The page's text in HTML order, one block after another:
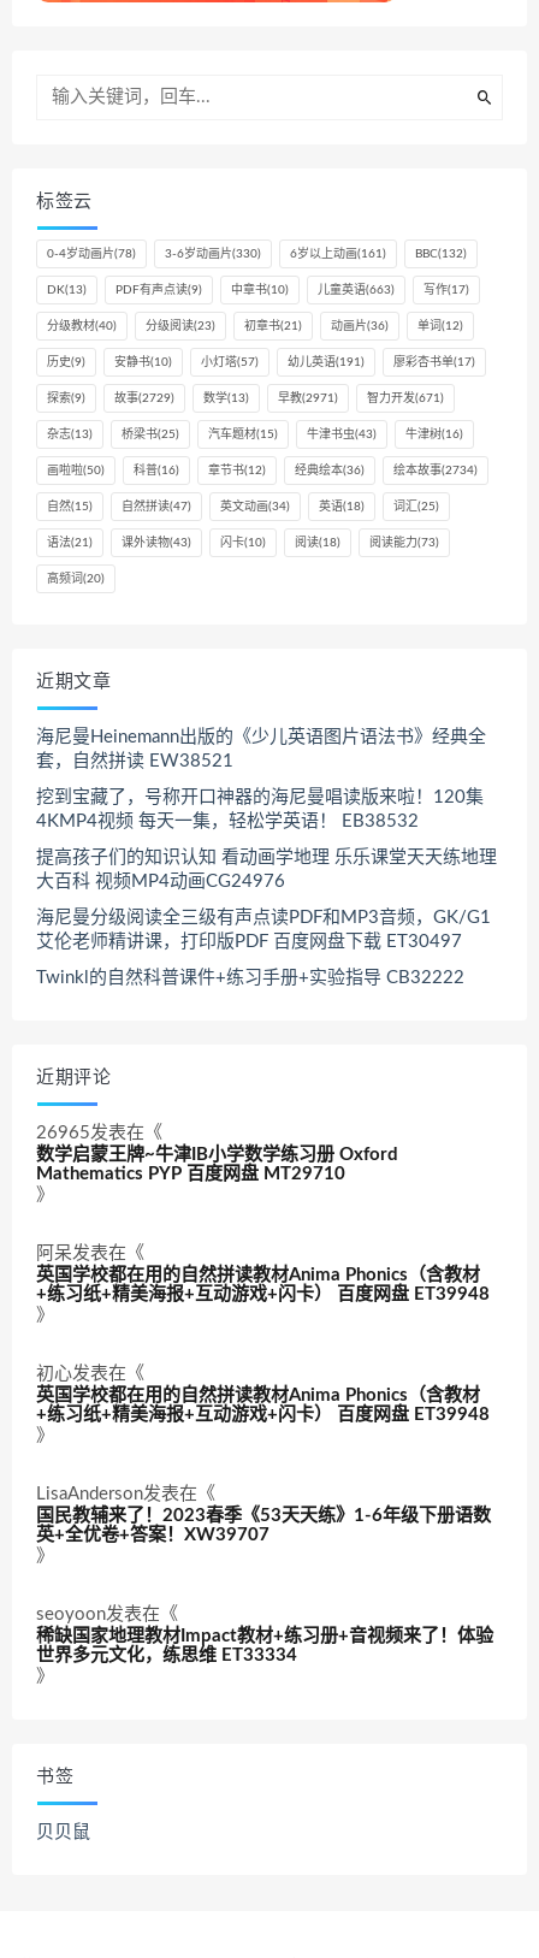
标签云
0-4岁动画片(78) 3-6岁动画片(330) 6岁以上动画(161) BBC(132)
DK(13) PDF有声点读(9) 中章书(10) 儿童英语(663) 写作(17)
分级教材(40) 分级阅读(23) 初章书(21) 动画片(36) 单词 (12)
历史(9) 安静书(10) 小灯塔(57) 幼儿英语(191) 廖彩杏书单(17)
探索(9) 故事(2729) 数学(13) 早教(2971) 智力开发(671)
杂志(13) 桥梁书(25) 汽车题材(15) 牛津书虫(43) 牛津树(16)
画啦啦(50) 科普(16) 章节书(12) 经典绘本(36) 绘本故事(2734)
自然(15) 自然拼读(47) 英文动画(34) 英语(18) 词汇 (25)
语法(21) 课外读物(43) 闪卡(10) 阅读(18) 阅读能力(73)
高频词 (20)
近期文章
海尼曼Heinemann出版的《少儿英语图片语法书》经典全
套，自然拼读 EW38521
挖到宝藏了，号称开口神器的海尼曼唱读版来啦！120集
4KMP4视频 每天一集，轻松学英语！ EB38532
提高孩子们的知识认知 看动画学地理 乐乐课堂天天练地理
大百科 视频MP4动画CG24976
海尼曼分级阅读全三级有声点读PDF和MP3音频，GK/G1
艾伦老师精讲课，打印版PDF 百度网盘下载 ET30497
Twinkl的自然科普课件+练习手册+实验指导 CB32222
近期评论
26965发表在《
数学启蒙王牌~牛津IB小学数学练习册 Oxford
Mathematics PYP 百度网盘 MT29710
》
阿呆发表在《
英国学校都在用的自然拼读教材Anima Phonics（含教材
+练习纸+精美海报+互动游戏+闪卡） 百度网盘 ET39948
》
初心发表在《
英国学校都在用的自然拼读教材Anima Phonics（含教材
+练习纸+精美海报+互动游戏+闪卡） 百度网盘 ET39948
》
LisaAnderson发表在《
国民教辅来了！2023春季《53天天练》1-6年级下册语数
英+全优卷+答案！XW39707
》
seoyoon发表在《
稀缺国家地理教材Impact教材+练习册+音视频来了！体验
世界多元文化，练思维 ET33334
》
书签
贝贝鼠